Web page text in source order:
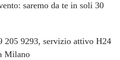
saremo da te in soli 30
205 9293, servizio attivo H24
Milano